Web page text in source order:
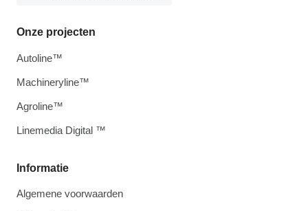
Informatie
Algemene voorwaarden
Onze projecten
Autoline™
Machineryline™
Agroline™
Linemedia Digital ™